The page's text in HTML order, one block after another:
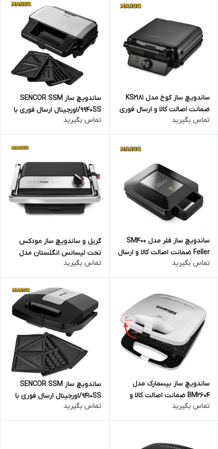
ساندویچ ساز کوخ مدل KS2181
ضمانت اصالت کالا و ارسال فوری
تجارت
تماس بگیرید
ساندویچ ساز SENCOR SSM
9940SS/اورجینال ارسال فوری با
گارانتی و ضمانت اصالت کالا
تماس بگیرید
ساندویچ ساز فلر مدل SM400
Feller ضمانت اصالت کالا و ارسال
مارکو تجارت
تماس بگیرید
گریل و ساندویچ ساز مودکس
تحت لیسانس انگلستان مدل
MODEX CG810
تماس بگیرید
ساندویچ ساز بیسمارک مدل
BM2604 ضمانت اصالت کالا و
ماهه مارکو تجارت
تماس بگیرید
ساندویچ ساز SENCOR SSM
9410SS/اورجینال ارسال فوری با
گارانتی و ضمانت اصالت کالا
تماس بگیرید